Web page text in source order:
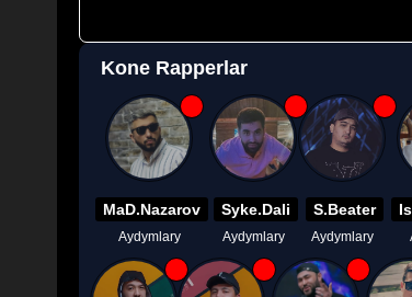
Kone Rapperlar
MaD.Nazarov
Aydymlary
Syke.Dali
Aydymlary
S.Beater
Aydymlary